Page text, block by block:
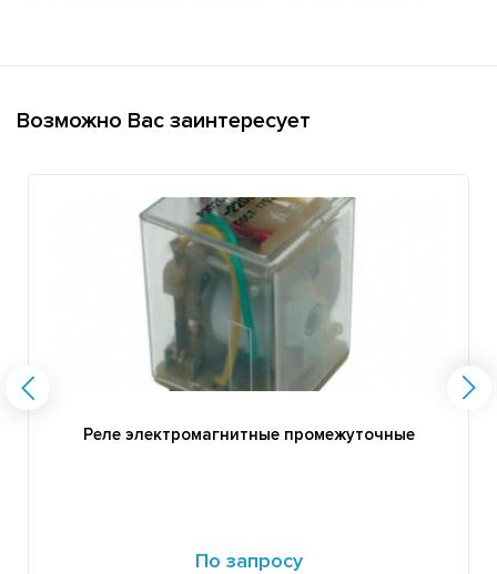
Возможно Вас заинтересует
Реле электромагнитные промежуточные
По запросу